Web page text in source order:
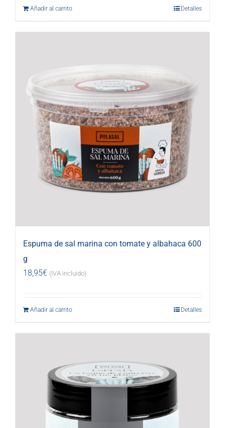
Añadir al carrito Detalles
Espuma de sal marina con tomate y albahaca 600
g
18,95€ (IVA incluido)
Añadir al carrito Detalles